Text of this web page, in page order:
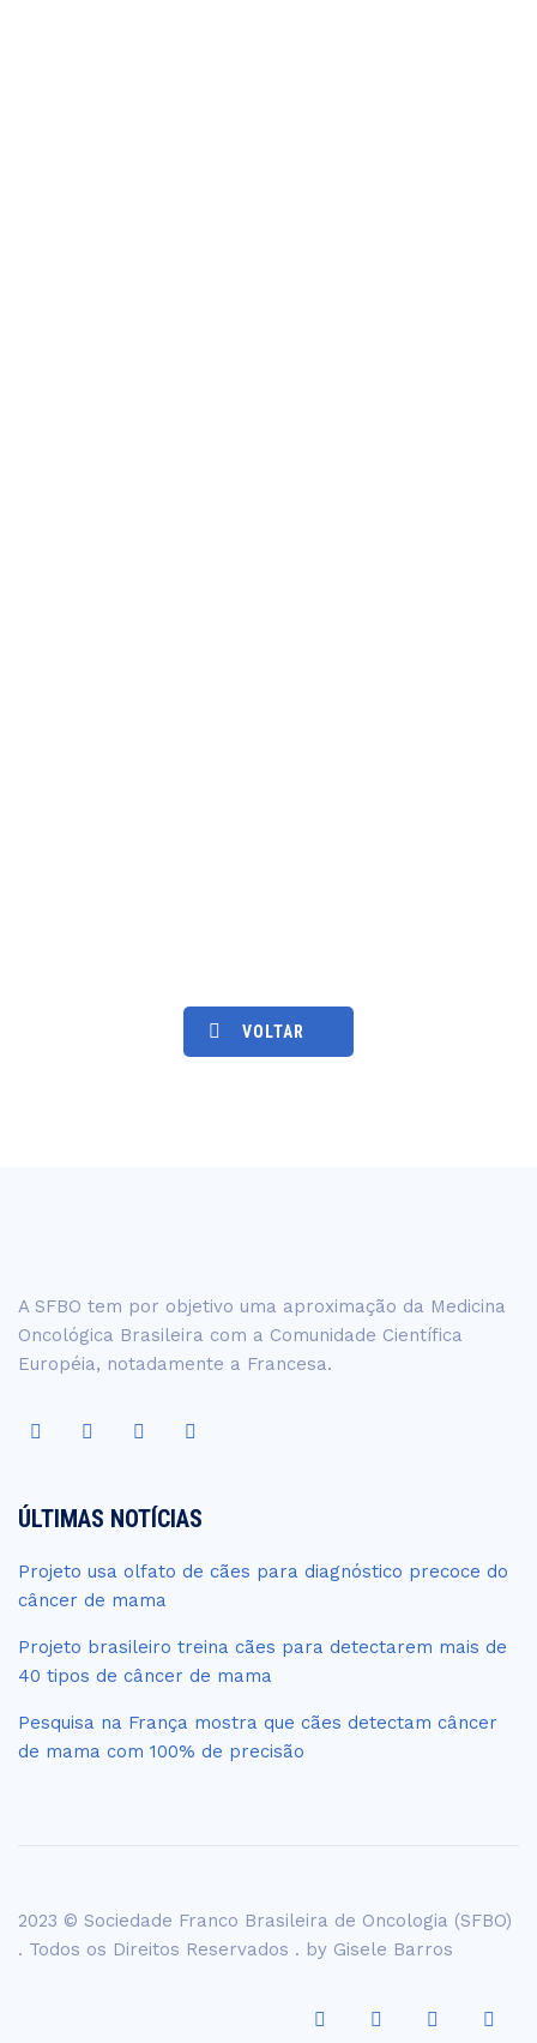
VOLTAR
A SFBO tem por objetivo uma aproximação da Medicina
Oncológica Brasileira com a Comunidade Científica
Européia, notadamente a Francesa.
ÚLTIMAS NOTÍCIAS
Projeto usa olfato de cães para diagnóstico precoce do
câncer de mama
Projeto brasileiro treina cães para detectarem mais de
40 tipos de câncer de mama
Pesquisa na França mostra que cães detectam câncer
de mama com 100% de precisão
2023 © Sociedade Franco Brasileira de Oncologia (SFBO)
. Todos os Direitos Reservados . by Gisele Barros